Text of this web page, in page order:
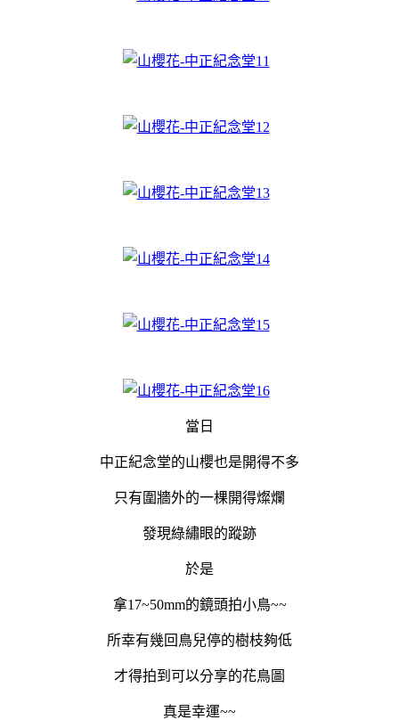
當日
中正紀念堂的山櫻也是開得不多
只有圍牆外的一棵開得燦爛
發現綠繡眼的蹤跡
於是
拿17~50mm的鏡頭拍小鳥~~
所幸有幾回鳥兒停的樹枝夠低
才得拍到可以分享的花鳥圖
真是幸運~~